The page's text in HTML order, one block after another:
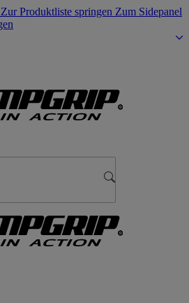
Zur Produktliste springen Zum Sidepanel